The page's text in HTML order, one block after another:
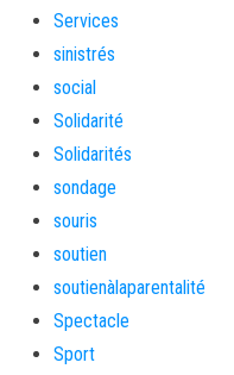
Services
sinistrés
social
Solidarité
Solidarités
sondage
souris
soutien
soutienàlaparentalité
Spectacle
Sport